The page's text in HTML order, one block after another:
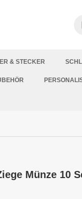
& STECKER
Münze 10